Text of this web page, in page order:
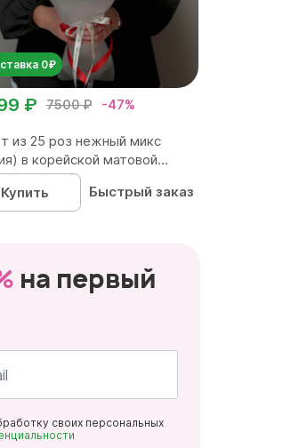
0₽
7500 ₽ -47%
₽
из 25 роз нежный микс
в корейской матовой...
Купить
Быстрый заказ
на первый
своих персональных